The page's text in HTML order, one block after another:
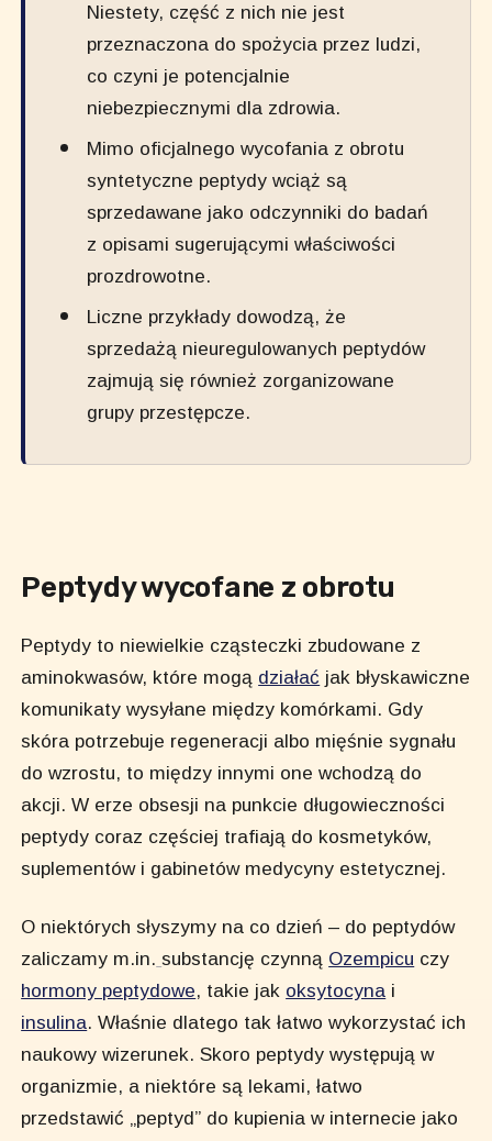
Niestety, część z nich nie jest
przeznaczona do spożycia przez ludzi,
co czyni je potencjalnie
niebezpiecznymi dla zdrowia.
Mimo oficjalnego wycofania z obrotu
syntetyczne peptydy wciąż są
sprzedawane jako odczynniki do badań
z opisami sugerującymi właściwości
prozdrowotne.
Liczne przykłady dowodzą, że
sprzedażą nieuregulowanych peptydów
zajmują się również zorganizowane
grupy przestępcze.
Peptydy wycofane z obrotu
Peptydy to niewielkie cząsteczki zbudowane z
aminokwasów, które mogą działać jak błyskawiczne
komunikaty wysyłane między komórkami. Gdy
skóra potrzebuje regeneracji albo mięśnie sygnału
do wzrostu, to między innymi one wchodzą do
akcji. W erze obsesji na punkcie długowieczności
peptydy coraz częściej trafiają do kosmetyków,
suplementów i gabinetów medycyny estetycznej.
O niektórych słyszymy na co dzień – do peptydów
zaliczamy m.in. substancję czynną Ozempicu czy
hormony peptydowe, takie jak oksytocyna i
insulina. Właśnie dlatego tak łatwo wykorzystać ich
naukowy wizerunek. Skoro peptydy występują w
organizmie, a niektóre są lekami, łatwo
przedstawić „peptyd” do kupienia w internecie jako